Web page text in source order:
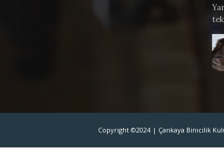
Copyright ©2024 | Çankaya Binicilik